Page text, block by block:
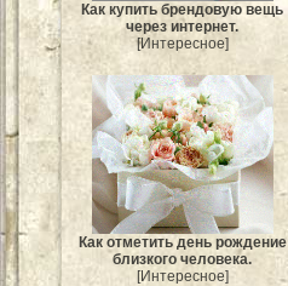
Как купить брендовую вещь
через интернет.
[Интересное]
Как отметить день рождение
близкого человека.
[Интересное]